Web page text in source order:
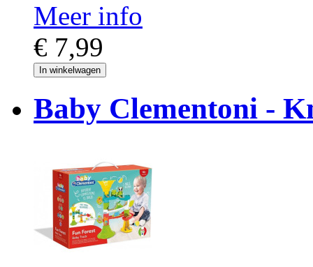
Meer info
€ 7,99
In winkelwagen
Baby Clementoni -